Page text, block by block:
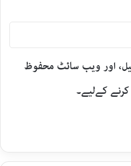
میل، اور ویب سائٹ محفوظ
کےلیے۔